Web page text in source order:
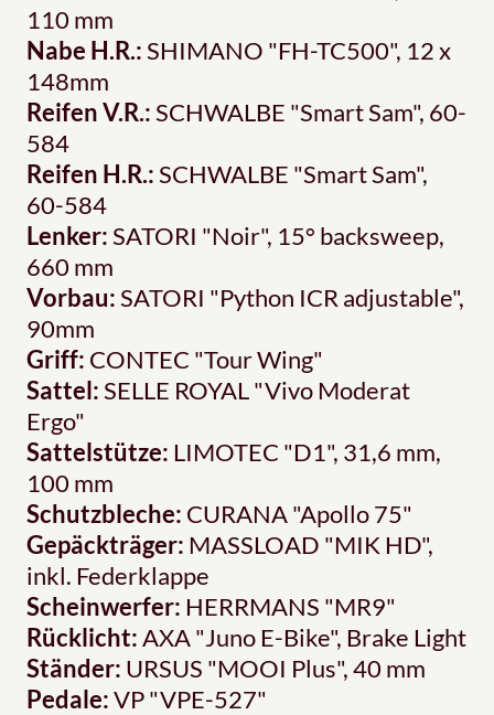
110 mm
Nabe H.R.:SHIMANO "FH-TC500", 12 x
148mm
Reifen V.R.:SCHWALBE "Smart Sam", 60-
584
Reifen H.R.:SCHWALBE "Smart Sam",
60-584
Lenker:SATORI "Noir", 15° backsweep,
660 mm
Vorbau:SATORI "Python ICR adjustable",
90mm
Griff: CONTEC "Tour Wing"
Sattel:SELLE ROYAL "Vivo Moderat
Ergo"
Sattelstütze: LIMOTEC "D1", 31,6 mm,
100 mm
Schutzbleche: CURANA "Apollo 75"
Gepäckträger: MASSLOAD "MIK HD",
inkl. Federklappe
Scheinwerfer: HERRMANS "MR9"
Rücklicht:AXA "Juno E-Bike", Brake Light
Ständer: URSUS "MOOI Plus", 40 mm
Pedale:VP "VPE-527"